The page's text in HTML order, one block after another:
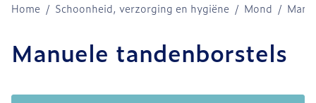
Home / Schoonheid, verzorging en hygiëne / Mond /
Manuele tandenborstels